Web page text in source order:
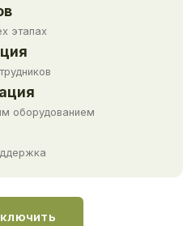
этапах
оборудованием